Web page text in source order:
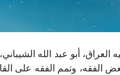
العراق، أبو عبد الله
الفقه، وتمم الفقه